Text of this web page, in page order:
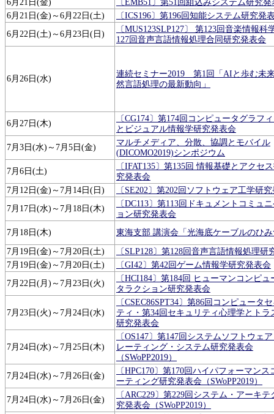
6月21日(金)
〔EMB51〕第51回組込みシステム研究発
6月21日(金)～6月22日(土)
〔ICS196〕第196回知能システム研究発
6月22日(土)～6月23日(日)
〔MUS123SLP127〕 第123回音楽情報科
127回音声言語情報処理合同研究発表会
6月26日(水)
連続セミナー2019 第1回「AIと歩む未
然言語処理の最新動向」
6月27日(木)
〔CG174〕第174回コンピュータグラフ
とビジュアル情報学研究発表会
7月3日(水)～7月5日(金)
マルチメディア、分散、協調とモバイル
(DICOMO2019)シンポジウム
7月6日(土)
〔IFAT135〕第135回 情報基礎とアクセ
究発表会
7月12日(金)～7月14日(日)
〔SE202〕第202回ソフトウェア工学研
7月17日(水)～7月18日(木)
〔DC113〕第113回ドキュメントコミュ
ョン研究発表会
7月18日(木)
東海支部 講演会「光海底ケーブルのひ
7月19日(金)～7月20日(土)
〔SLP128〕第128回音声言語情報処理研
7月19日(金)～7月20日(土)
〔GI42〕第42回ゲーム情報学研究発表会
7月22日(月)～7月23日(火)
〔HCI184〕第184回 ヒューマンコンピュ
タラクション研究発表会
7月23日(火)～7月24日(水)
〔CSEC86SPT34〕第86回コンピュータ
ティ・第34回セキュリティ心理学とトラ
研究発表会
7月24日(水)～7月25日(木)
〔OS147〕第147回システムソフトウェ
レーティング・システム研究発表会
（SWoPP2019）
7月24日(水)～7月26日(金)
〔HPC170〕第170回ハイパフォーマンス
ーティング研究発表会（SWoPP2019）
7月24日(水)～7月26日(金)
〔ARC229〕第229回システム・アーキテ
究発表会（SWoPP2019）